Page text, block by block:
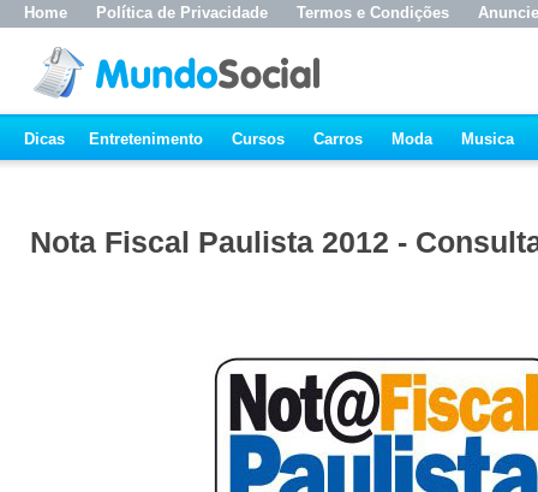
Home Política de Privacidade Termos e Condições Anuncie
Dicas Entretenimento Cursos Carros Moda Musica
Nota Fiscal Paulista 2012 -